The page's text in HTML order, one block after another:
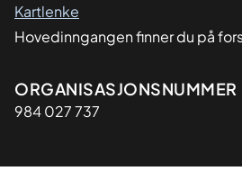
Kartlenke
Hovedinngangen finner du på
Organisasjon
ORGANISASJONSNUMMER
984 027 737